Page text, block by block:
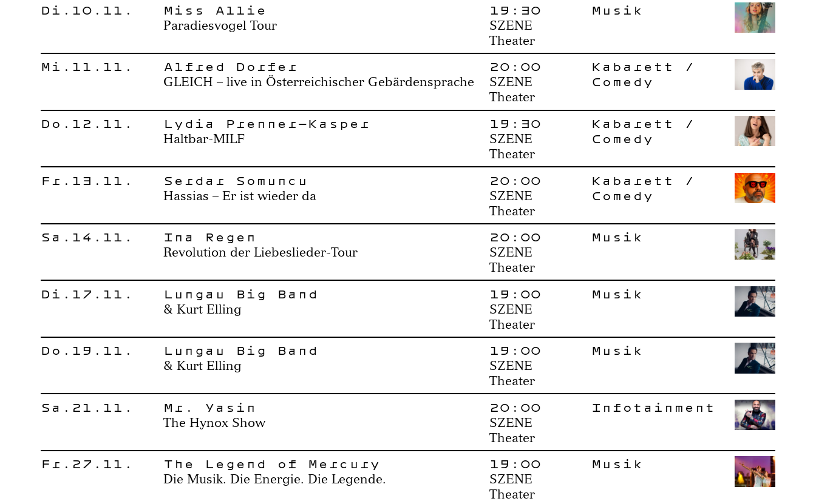
Di.10.11. Miss Allie
Paradiesvogel Tour
19:30
SZENE
Theater
Musik
Mi.11.11. Alfred Dorfer
GLEICH – live in Österreichischer Gebärdensprache
20:00
SZENE
Theater
Kabarett /
Comedy
Do.12.11. Lydia Prenner-Kasper
Haltbar-MILF
19:30
SZENE
Theater
Kabarett /
Comedy
Fr.13.11. Serdar Somuncu
Hassias – Er ist wieder da
20:00
SZENE
Theater
Kabarett /
Comedy
Sa.14.11. Ina Regen
Revolution der Liebeslieder-Tour
20:00
SZENE
Theater
Musik
Di.17.11. Lungau Big Band
& Kurt Elling
19:00
SZENE
Theater
Musik
Do.19.11. Lungau Big Band
& Kurt Elling
19:00
SZENE
Theater
Musik
Sa.21.11. Mr. Yasin
The Hynox Show
20:00
SZENE
Theater
Infotainment
Fr.27.11. The Legend of Mercury
Die Musik. Die Energie. Die Legende.
19:00
SZENE
Theater
Musik